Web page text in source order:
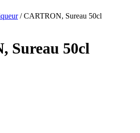
/ CARTRON, Sureau 50cl
Sureau 50cl